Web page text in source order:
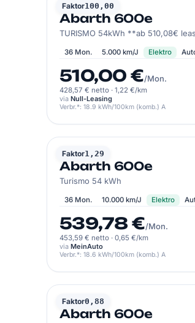
Faktor100,00
ABARTH
Abarth 600e
TURISMO 54kWh **ab 510,08€
36 Mon. 5.000 km/J Elektro
510,00 €/Mon.
428,57 € netto · 1,22 €/km
via Null-Leasing
Verbr.*: 18.9 kWh/100km (komb.) A
Faktor1,29
ABARTH
Abarth 600e
Turismo 54 kWh
36 Mon. 10.000 km/J Elektro
539,78 €/Mon.
453,59 € netto · 0,65 €/km
via MeinAuto
Verbr.*: 18.6 kWh/100km (komb.) A
Faktor0,88
ABARTH
Abarth 600e